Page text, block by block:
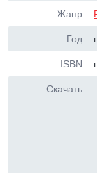
Жанр:
Год:
ISBN:
Скачать: